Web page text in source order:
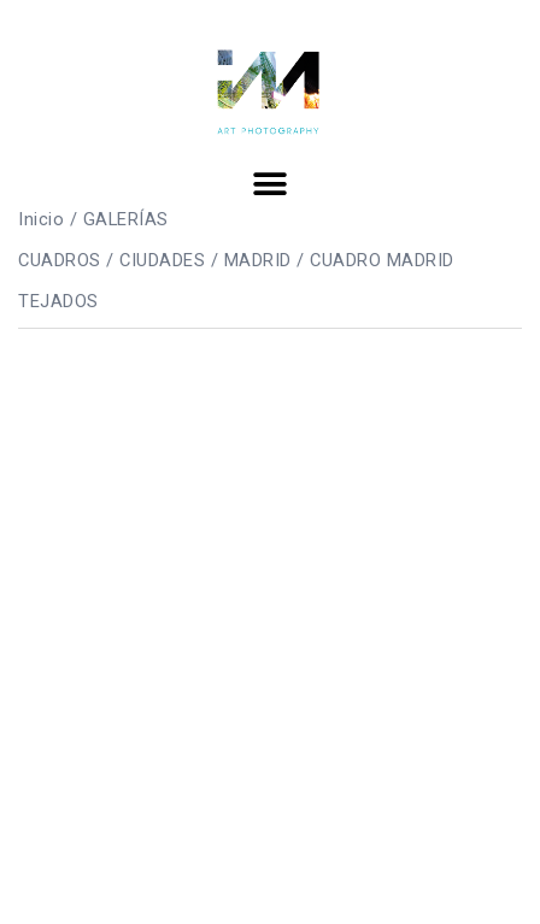
Inicio / GALERÍAS
CUADROS / CIUDADES / MADRID / CUADRO MADRID
TEJADOS